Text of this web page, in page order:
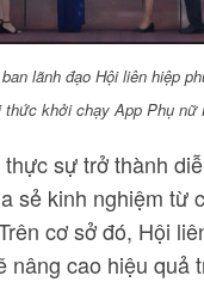
lãnh đạo Hội liên hiệp
thức khởi chạy App Phụ nữ
sự trở thành
sẻ kinh nghiệm từ
cơ sở đó, Hội
nâng cao hiệu quả